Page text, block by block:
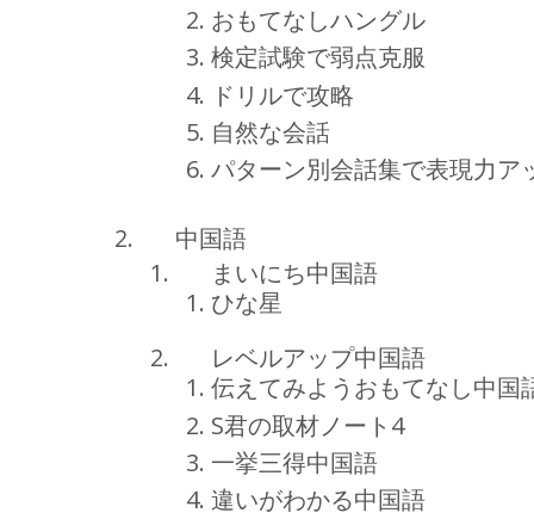
おもてなしハングル
検定試験で弱点克服
ドリルで攻略
自然な会話
パターン別会話集で表現力ア
中国語
まいにち中国語
ひな星
レベルアップ中国語
伝えてみようおもてなし中国
S君の取材ノート4
一挙三得中国語
違いがわかる中国語